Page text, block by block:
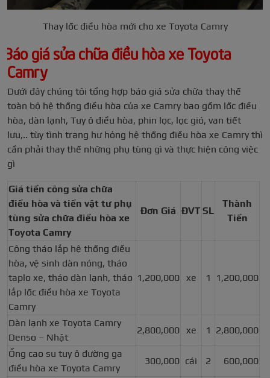
Thay lốc điều hòa mới cho xe Toyota Camry
Báo giá sửa chữa điều hòa xe Toyota
Camry
Dưới đây chúng tôi tổng hợp báo giá sửa chữa thay thế
toàn bộ hệ thống điều hòa của xe Camry bao gồm lốc điều
hòa, dàn lạnh, Tuy ô điều hòa, phin lọc, lọc gió, van tiết
lưu,.. tùy tình trạng hư hỏng hệ thống điều hòa xe Camry thì
cần phải thay thế những phụ tùng gì và thực hiện công việc
gì
Giá tiền công sửa chữa
điều hòa và tiền vật tư phụ
tùng sửa chữa điều hòa xe
Toyota Camry
Đơn Giá ĐVT SL
Thành
Tiền
Công tháo lắp hệ thống điều
hòa, vệ sinh dàn nóng, tháo
taplo xe, tháo dàn lạnh, tháo
lắp lốc điều hòa xe Toyota
Camry
1,200,000 xe 1 1,200,000
Dàn lạnh xe Toyota Camry
Denso – Nhật
2,800,000 xe 1 2,800,000
Ống cao su tuy ô đường ga
điều hòa xe Toyota Camry
300,000 cái 2 600,000